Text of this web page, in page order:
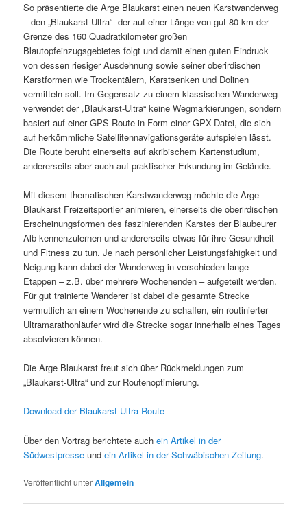
So präsentierte die Arge Blaukarst einen neuen Karstwanderweg
– den „Blaukarst-Ultra“- der auf einer Länge von gut 80 km der
Grenze des 160 Quadratkilometer großen
Blautopfeinzugsgebietes folgt und damit einen guten Eindruck
von dessen riesiger Ausdehnung sowie seiner oberirdischen
Karstformen wie Trockentälern, Karstsenken und Dolinen
vermitteln soll. Im Gegensatz zu einem klassischen Wanderweg
verwendet der „Blaukarst-Ultra“ keine Wegmarkierungen, sondern
basiert auf einer GPS-Route in Form einer GPX-Datei, die sich
auf herkömmliche Satellitennavigationsgeräte aufspielen lässt.
Die Route beruht einerseits auf akribischem Kartenstudium,
andererseits aber auch auf praktischer Erkundung im Gelände.
Mit diesem thematischen Karstwanderweg möchte die Arge
Blaukarst Freizeitsportler animieren, einerseits die oberirdischen
Erscheinungsformen des faszinierenden Karstes der Blaubeurer
Alb kennenzulernen und andererseits etwas für ihre Gesundheit
und Fitness zu tun. Je nach persönlicher Leistungsfähigkeit und
Neigung kann dabei der Wanderweg in verschieden lange
Etappen – z.B. über mehrere Wochenenden – aufgeteilt werden.
Für gut trainierte Wanderer ist dabei die gesamte Strecke
vermutlich an einem Wochenende zu schaffen, ein routinierter
Ultramarathonläufer wird die Strecke sogar innerhalb eines Tages
absolvieren können.
Die Arge Blaukarst freut sich über Rückmeldungen zum
„Blaukarst-Ultra“ und zur Routenoptimierung.
Download der Blaukarst-Ultra-Route
Über den Vortrag berichtete auchein Artikel in der
Südwestpresse undein Artikel in der Schwäbischen Zeitung.
Veröffentlicht unterAllgemein